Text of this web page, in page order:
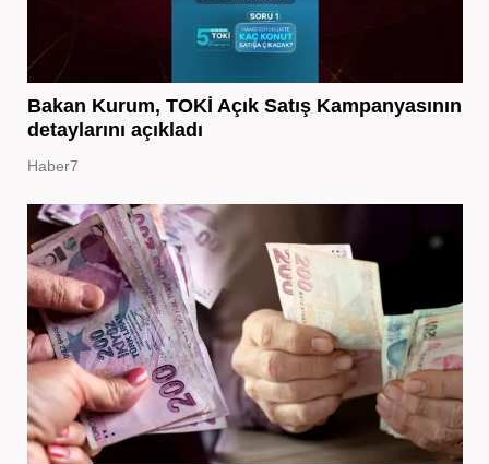
Bakan Kurum, TOKİ Açık Satış Kampanyasının
detaylarını açıkladı
Haber7